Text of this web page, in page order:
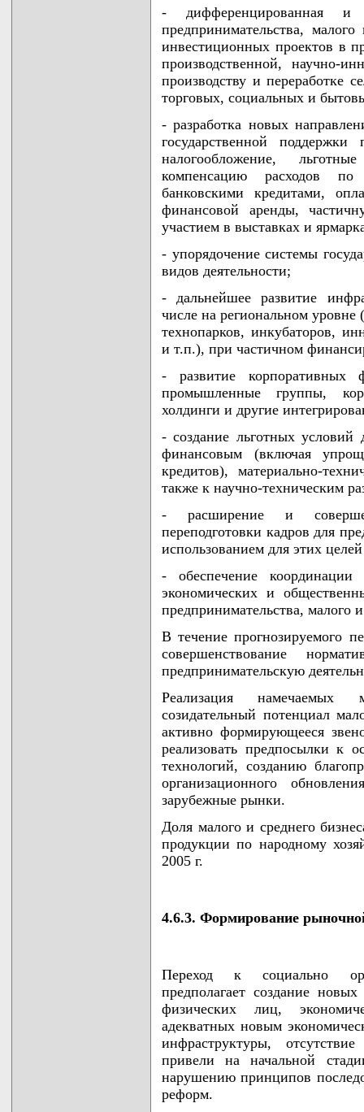
- дифференцированная и
предпринимательства,
инвестиционных проектов в
производственной, научно-
производству и переработке
торговых, социальных и
- разработка новых
государственной поддержки
налогообложение,
компенсацию расходов
банковскими кредитами,
финансовой аренды,
участием в выставках и
- упорядочение системы
видов деятельности;
- дальнейшее развитие
числе на региональном
технопарков, инкубаторов,
и т.п.), при частичном
- развитие корпоративных
промышленные группы,
холдинги и другие
- создание льготных условий
финансовым (включая
кредитов), материально-
также к научно-техническим
- расширение и
переподготовки кадров для
использованием для этих
- обеспечение координации
экономических и
предпринимательства, малого
В течение прогнозируемого
совершенствование
предпринимательскую
Реализация намечаемых
созидательный потенциал
активно формирующееся
реализовать предпосылки к
технологий, созданию
организационного
зарубежные рынки.
Доля малого и среднего
продукции по народному
2005 г.
4.6.3. Формирование
Переход к социально
предполагает создание
физических лиц,
адекватных новым
инфраструктуры,
привели на начальной
нарушению принципов
реформ.